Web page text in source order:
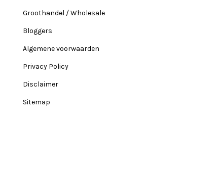
Groothandel / Wholesale
Bloggers
Algemene voorwaarden
Privacy Policy
Disclaimer
Sitemap